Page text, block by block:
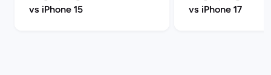
vs iPhone 15
vs iPhone 17